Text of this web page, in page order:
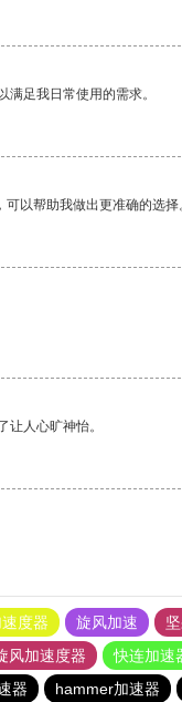
满足我日常使用的需求。
以帮助我做出更准确的选择
让人心旷神怡。
度器 旋风加速
风加速度器 快连加速
器 hammer加速器